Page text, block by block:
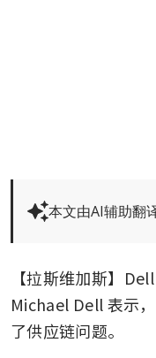
本文由AI辅助翻
【拉斯维加斯】
Michael Dell 表示
了供应链问题。